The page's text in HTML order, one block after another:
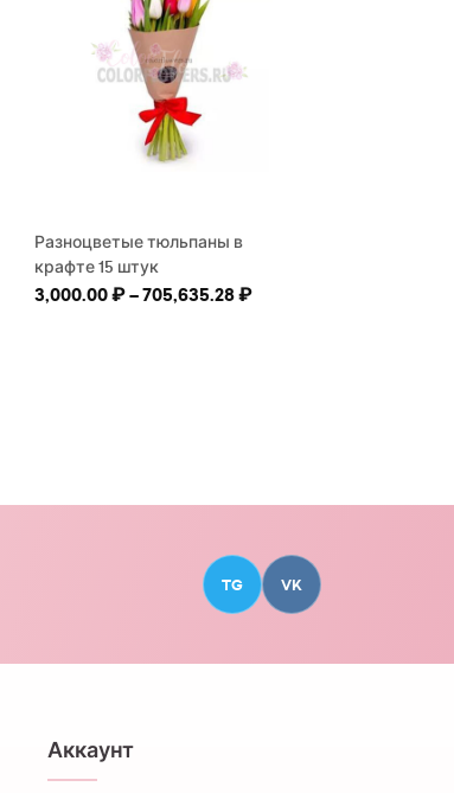
Разноцветые тюльпаны в
крафте 15 штук
3,000.00₽–705,635.28₽Диапазон цен:
TG VK
Аккаунт